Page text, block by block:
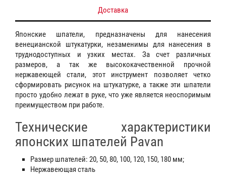
Доставка
Японские шпатели, предназначены для нанесения
венецианской штукатурки, незаменимы для нанесения в
труднодоступных и узких местах. За счет различных
размеров, а так же высококачественной прочной
нержавеющей стали, этот инструмент позволяет четко
сформировать рисунок на штукатурке, а также эти шпатели
просто удобно лежат в руке, что уже является неоспоримым
преимуществом при работе.
Технические характеристики
японских шпателей Pavan
Размер шпателей: 20, 50, 80, 100, 120, 150, 180 мм;
Нержавеющая сталь